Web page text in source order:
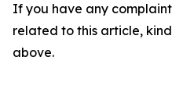
If you have any
related to this article,
above.